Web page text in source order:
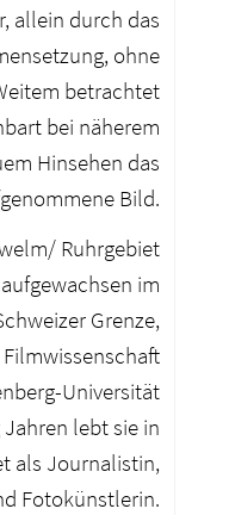
allein durch das
ohne
betrachtet
bei näherem
Hinsehen das
Bild.
Ruhrgebiet
im
Grenze,
Universität
Jahren lebt sie in
als Journalistin,
Fotokünstlerin.